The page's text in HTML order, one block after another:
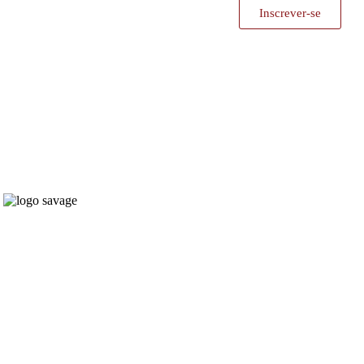
Inscrever-se